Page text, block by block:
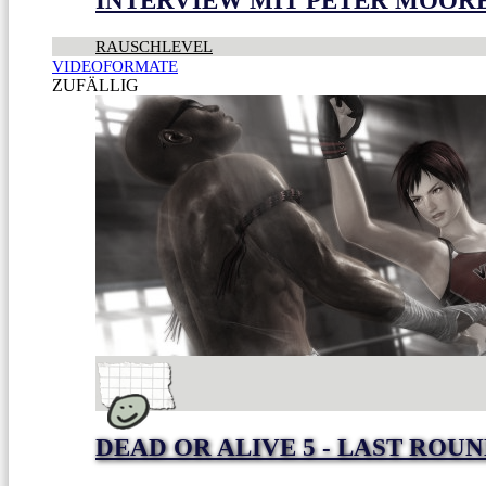
RAUSCHLEVEL
VIDEOFORMATE
ZUFÄLLIG
DEAD OR ALIVE 5 - LAST